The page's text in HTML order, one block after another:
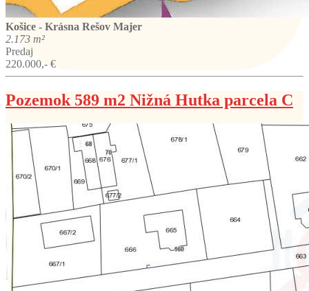
Košice - Krásna Rešov Majer
2.173 m²
Predaj
220.000,- €
Pozemok 589 m2 Nižná Hutka parcela C